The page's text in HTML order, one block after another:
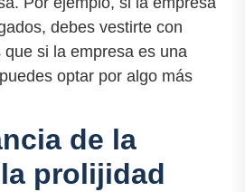
debes vestirte con
si la empresa es una
optar por algo más
de la
prolijidad